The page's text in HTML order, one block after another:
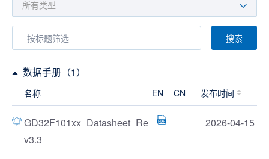
搜索
数据手册（1）
名称 EN CN 发布时间
GD32F101xx_Datasheet_Re
v3.3
2026-04-15